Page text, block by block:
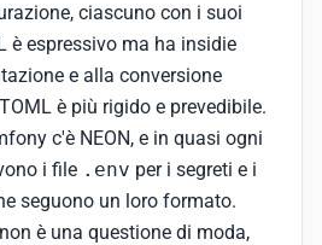
ciascuno con i suoi
è espressivo ma ha insidie
e alla conversione
è più rigido e prevedibile.
c'è NEON, e in quasi ogni
i file .env per i segreti e i
seguono un loro formato.
è una questione di moda,